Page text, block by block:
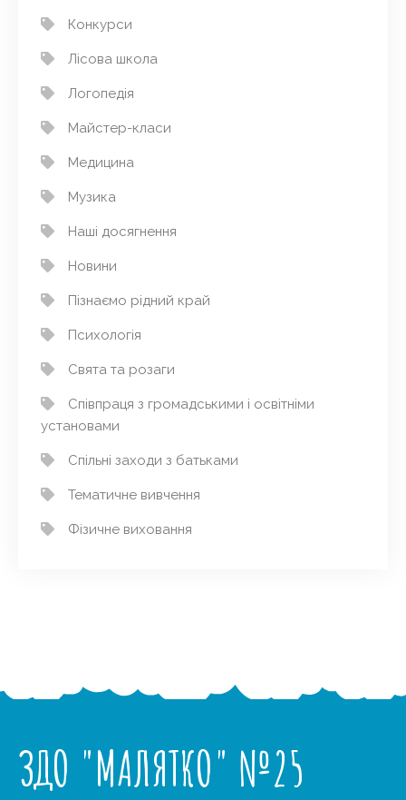
Конкурси
Лісова школа
Логопедія
Майстер-класи
Медицина
Музика
Наші досягнення
Новини
Пізнаємо рідний край
Психологія
Свята та розаги
Співпраця з громадськими і освітніми
установами
Спільні заходи з батьками
Тематичне вивчення
Фізичне виховання
ЗДО "МАЛЯТКО" №25